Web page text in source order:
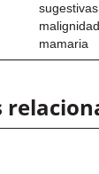
malignidad
mamaria